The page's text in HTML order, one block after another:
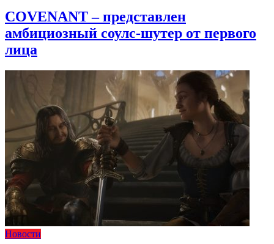
COVENANT – представлен
амбициозный соулс-шутер от первого
лица
Новости